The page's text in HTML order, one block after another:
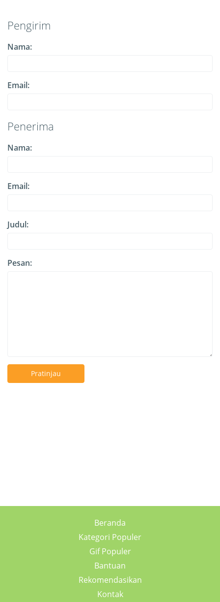
Pengirim
Nama:
Email:
Penerima
Nama:
Email:
Judul:
Pesan:
Pratinjau
Beranda
Kategori Populer
Gif Populer
Bantuan
Rekomendasikan
Kontak